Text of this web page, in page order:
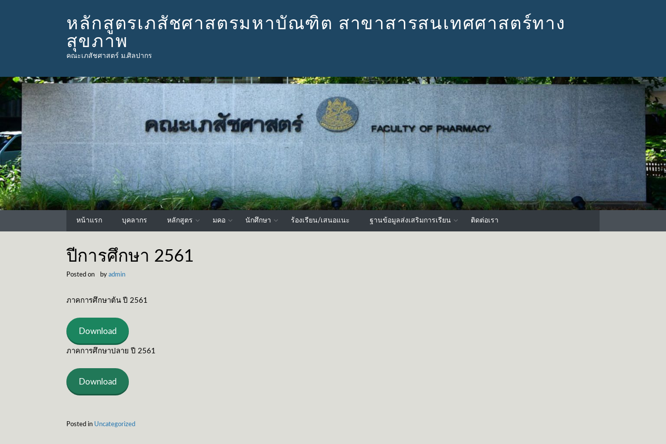
หลักสูตรเภสัชศาสตรมหาบัณฑิต สาขาสารสนเทศศาสตร์ทาง
สุขภาพ
คณะเภสัชศาสตร์ ม.ศิลปากร
หน้าแรก บุคลากร หลักสูตร มคอ นักศึกษา ร้องเรียน/เสนอแนะ ฐานข้อมูลส่งเสริมการเรียน ติดต่อเรา
ปีการศึกษา 2561
Posted on byadmin
ภาคการศึกษาต้น ปี 2561
Download
ภาคการศึกษาปลาย ปี 2561
Download
Posted in Uncategorized